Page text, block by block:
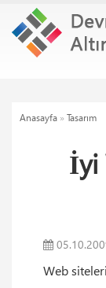
Anasayfa » Tasarım
İyi
Web